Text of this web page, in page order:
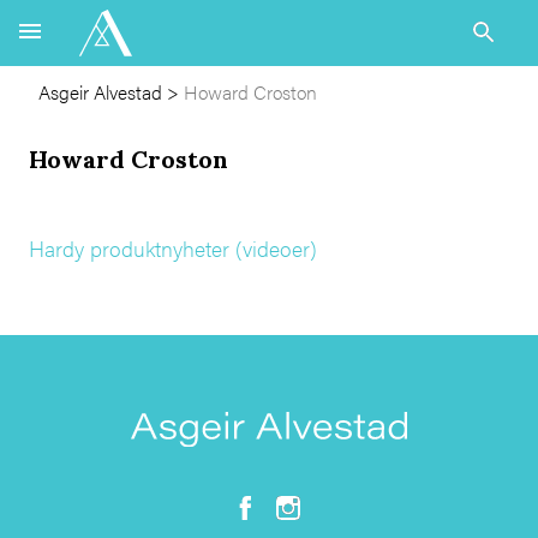
Asgeir Alvestad > Howard Croston
Howard Croston
Hardy produktnyheter (videoer)